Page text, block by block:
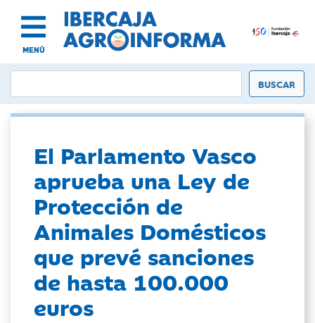
MENÚ
El Parlamento Vasco
aprueba una Ley de
Protección de
Animales Domésticos
que prevé sanciones
de hasta 100.000
euros